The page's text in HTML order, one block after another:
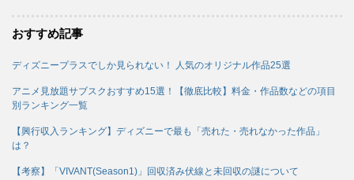
おすすめ記事
ディズニープラスでしか見られない！ 人気のオリジナル作品25選
アニメ見放題サブスクおすすめ15選！【徹底比較】料金・作品数などの項目
別ランキング一覧
【興行収入ランキング】ディズニーで最も「売れた・売れなかった作品」
は？
【考察】「VIVANT(Season1)」回収済み伏線と未回収の謎について